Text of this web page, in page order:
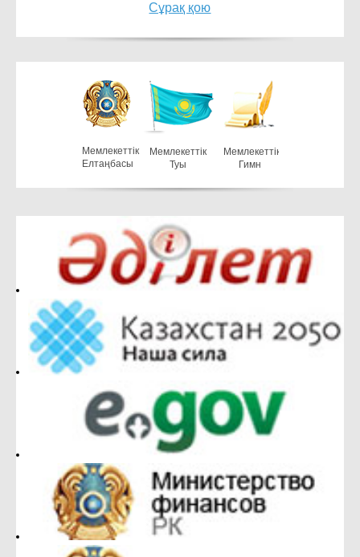
Сұрақ қою
Мемлекеттiк
Елтаңбасы
Мемлекеттiк
Туы
Мемлекеттiк
Гимн